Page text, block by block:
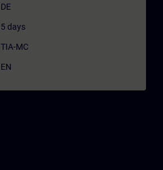
DE
5 days
TIA-MC
EN